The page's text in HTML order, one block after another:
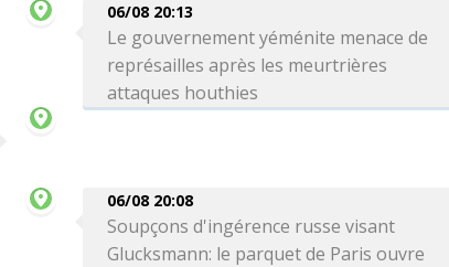
06/08 20:13
Le gouvernement yéménite menace de
représailles après les meurtrières
attaques houthies
06/08 20:08
Soupçons d'ingérence russe visant
Glucksmann: le parquet de Paris ouvre